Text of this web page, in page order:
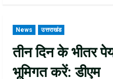
News उत्तराखंड
तीन दिन के भीतर
भूमिगत करें: डीएम